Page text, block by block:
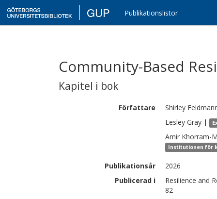
GUP Publikationslistor
Community-Based
Kapitel i bok
Författare Shirley
Lesley Gray |
Amir Khorram-
Institutionen för
Publikationsår
2026
Publicerad i
Resilience and
82